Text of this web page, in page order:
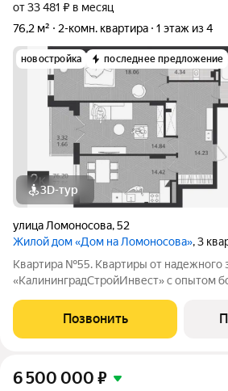
от 33 481 ₽ в месяц
76,2 м²
2-комн. квартира 1 этаж из 4
новостройка последнее предложение
3D-тур
улица Ломоносова,52
Жилой дом «Дом на Ломоносова», 3
Квартира №55. Квартиры от надежного
«КалининградСтройИнвест» с опытом
малоэтажного строительства, который
Центральном районе города в пешей
Позвонить
6 500 000 ₽